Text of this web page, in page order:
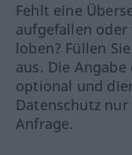
Fehlt eine
aufgefallen oder
loben? Füllen
aus. Die
optional und
Datenschutz
Anfrage.